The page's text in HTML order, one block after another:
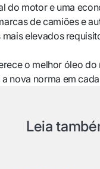
do motor e uma
de camiões e
elevados
o melhor óleo
nova norma em
Leia